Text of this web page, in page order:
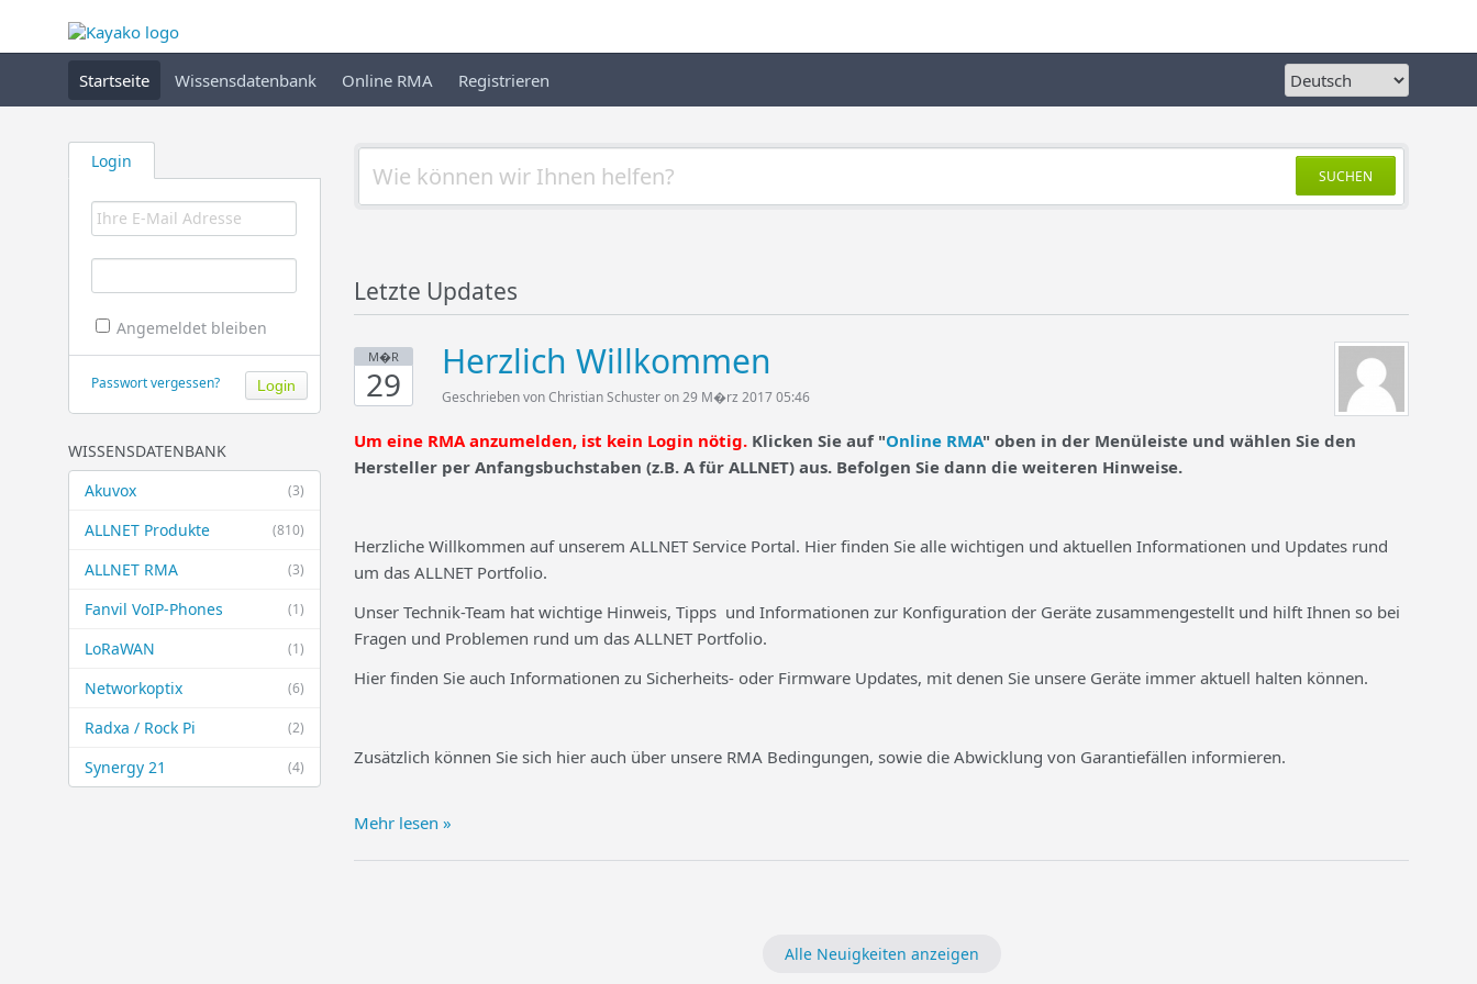
Startseite Wissensdatenbank Online RMA Registrieren
Login
Angemeldet bleiben
Passwort vergessen?
WISSENSDATENBANK
(3)
Akuvox
(810)
ALLNET Produkte
(3)
ALLNET RMA
(1)
Fanvil VoIP-Phones
(1)
LoRaWAN
(6)
Networkoptix
(2)
Radxa / Rock Pi
(4)
Synergy 21
SUCHEN
Letzte Updates
M�R
29
Herzlich Willkommen
Geschrieben von Christian Schuster on 29 M�rz 2017 05:46
Um eine RMA anzumelden, ist kein Login nötig. Klicken Sie auf "Online RMA" oben in der Menüleiste und wählen Sie den
Hersteller per Anfangsbuchstaben (z.B. A für ALLNET) aus. Befolgen Sie dann die weiteren Hinweise.
Herzliche Willkommen auf unserem ALLNET Service Portal. Hier finden Sie alle wichtigen und aktuellen Informationen und Updates rund
um das ALLNET Portfolio.
Unser Technik-Team hat wichtige Hinweis, Tipps und Informationen zur Konfiguration der Geräte zusammengestellt und hilft Ihnen so bei
Fragen und Problemen rund um das ALLNET Portfolio.
Hier finden Sie auch Informationen zu Sicherheits- oder Firmware Updates, mit denen Sie unsere Geräte immer aktuell halten können.
Zusätzlich können Sie sich hier auch über unsere RMA Bedingungen, sowie die Abwicklung von Garantiefällen informieren.
Mehr lesen »
Alle Neuigkeiten anzeigen